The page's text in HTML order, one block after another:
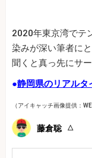
2020年東京湾でテ
染みが深い筆者に
聞くと真っ先にサ
●静岡県のリアルタ
（アイキャッチ画像提供：
藤倉聡